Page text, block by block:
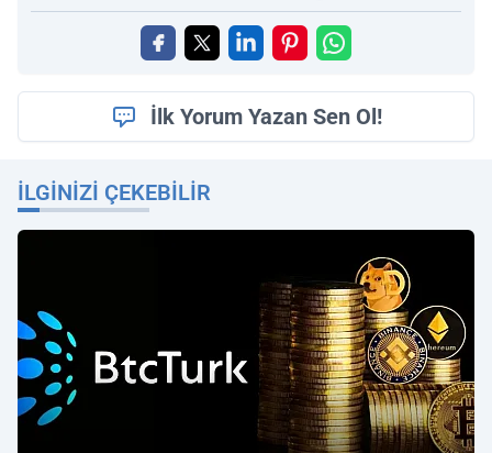
İlk Yorum Yazan Sen Ol!
İLGINIZI ÇEKEBILIR